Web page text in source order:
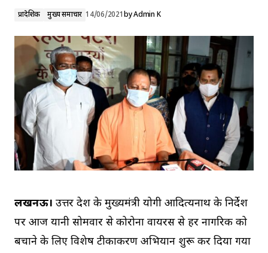
प्रादेशिक मुख्य समाचार 14/06/2021byAdmin K
लखनऊ। उत्तर प्रदेश के मुख्यमंत्री योगी आदित्यनाथ के निर्देश
पर आज यानी सोमवार से कोरोना वायरस से हर नागरिक को
बचाने के लिए विशेष टीकाकरण अभियान शुरू कर दिया गया